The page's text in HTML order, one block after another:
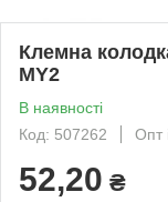
Клемна
MY2
В наявності
Код: 507262
Опт
52,20 ₴